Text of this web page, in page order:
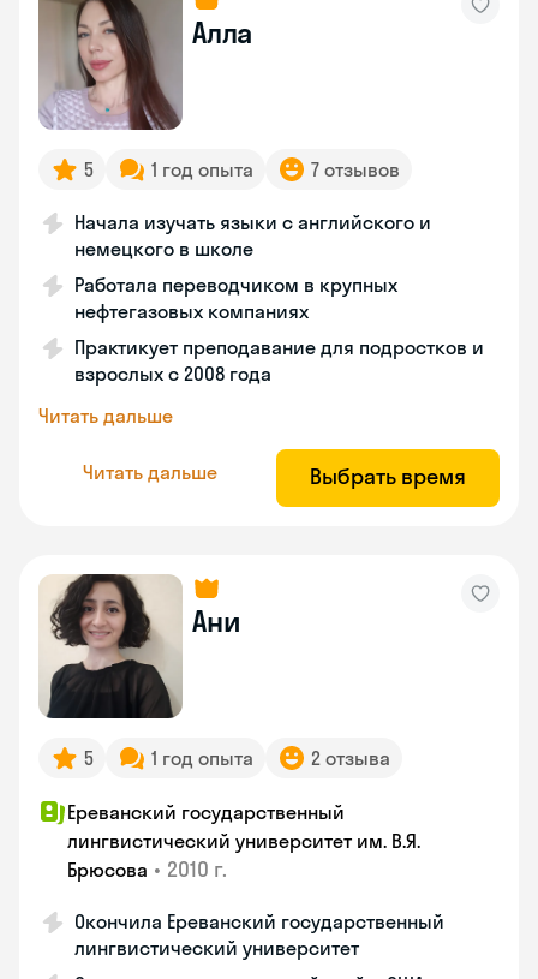
Алла
5 1 год опыта 7 отзывов
Начала изучать языки с английского и
немецкого в школе
Работала переводчиком в крупных
нефтегазовых компаниях
Практикует преподавание для подростков и
взрослых с 2008 года
Читать дальше
Читать дальше Выбрать время
Ани
5 1 год опыта 2 отзыва
Ереванский государственный
лингвистический университет им. В.Я.
Брюсова • 2010 г.
Окончила Ереванский государственный
лингвистический университет